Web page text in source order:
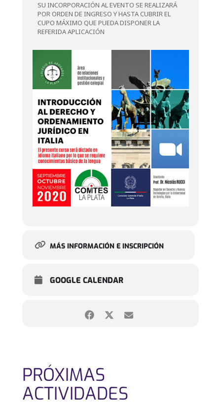
SU INCORPORACIÓN AL EVENTO SE REALIZARÁ
POR ORDEN DE INGRESO Y HASTA CUBRIR EL
CUPO MÁXIMO QUE PUEDA DISPONER LA
REFERIDA APLICACIÓN
MÁS INFORMACIÓN E INSCRIPCIÓN
GOOGLE CALENDAR
PRÓXIMAS
ACTIVIDADES